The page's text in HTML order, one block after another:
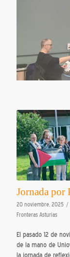
Jornada por
20 noviembre, 2025 /
Fronteras Asturias
El pasado 12 de
de la mano de
la jornada de